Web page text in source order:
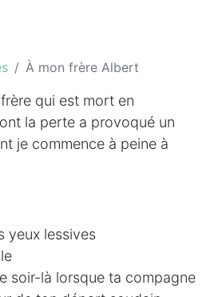
À mon frère Albert
qui est mort en
la perte a provoqué un
je commence à peine à
yeux lessives
soir-là lorsque ta compagne